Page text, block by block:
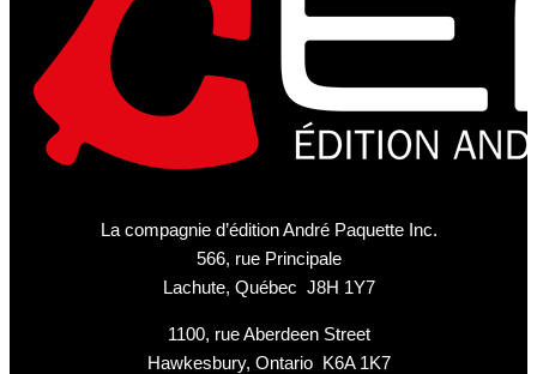
La compagnie d’édition André Paquette Inc.
566, rue Principale
Lachute, Québec J8H 1Y7
1100, rue Aberdeen Street
Hawkesbury, Ontario K6A 1K7